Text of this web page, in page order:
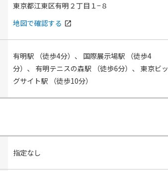
東京都江東区有明２丁目１−８
地図で確認する open_in_new
有明駅 （徒歩4分）、 国際展示場駅
（徒歩4
分）、 有明テニスの森駅 （徒歩6分）、 東京ビッ
グサイト駅
（徒歩10分）
指定なし